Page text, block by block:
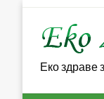
Еко здраве